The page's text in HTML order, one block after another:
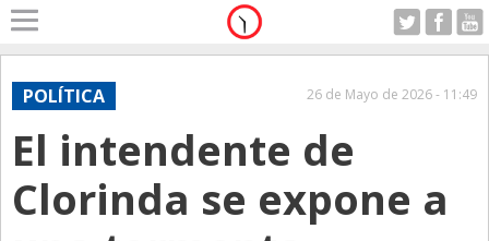
Home
A Motor
Alerta
Anticipo
Campo
Sabado 08.08.2026
POLÍTICA 26 de Mayo de 2026 - 11:49
El intendente de
Clorinda se expone a